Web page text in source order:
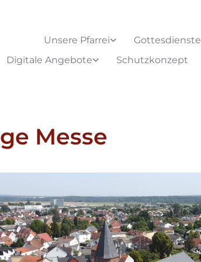
Unsere Pfarrei Gottesdienste
Digitale Angebote
Schutzkonzept
Messe